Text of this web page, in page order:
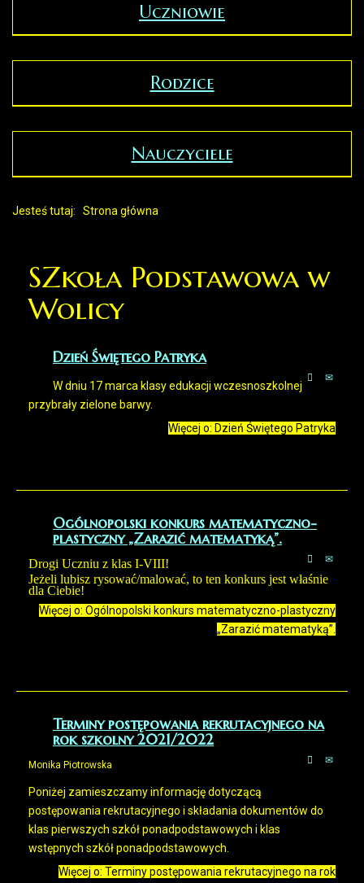
Uczniowie
Rodzice
Nauczyciele
Jesteś tutaj: Strona główna
SZkoła Podstawowa w
Wolicy
Dzień Świętego Patryka
W dniu 17 marca klasy edukacji wczesnoszkolnej
przybrały zielone barwy.
Więcej o: Dzień Świętego Patryka
Ogólnopolski konkurs matematyczno-
plastyczny „Zarazić matematyką”.
Drogi Uczniu z klas I-VIII!
Jeżeli lubisz rysować/malować, to ten konkurs jest właśnie
dla Ciebie!
Więcej o: Ogólnopolski konkurs matematyczno-plastyczny
„Zarazić matematyką”.
Terminy postępowania rekrutacyjnego na
rok szkolny 2021/2022
Monika Piotrowska
Poniżej zamieszczamy informację dotyczącą
postępowania rekrutacyjnego i składania dokumentów do
klas pierwszych szkół ponadpodstawowych i klas
wstępnych szkół ponadpodstawowych.
Więcej o: Terminy postępowania rekrutacyjnego na rok